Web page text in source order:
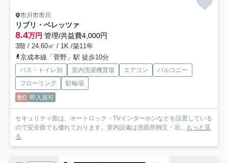
市川市市川
リブリ・ベレッツァ
8.4万円 管理/共益費4,000円
3階 / 24.60㎡ / 1K /築11年
京成本線「菅野」駅 徒歩10分
バス・トイレ別 室内洗濯機置場 エアコン
バルコニー
フローリング
駐輪場
敷0 即入居可
セキュリティ面は、オートロック・TVインターホンなどを設置している
ので安全面でも優れております。室内設備は洗面所独立・浴... もっと見
る